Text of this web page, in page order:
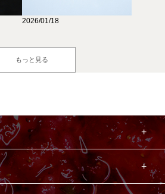
2026/01/18
もっと見る